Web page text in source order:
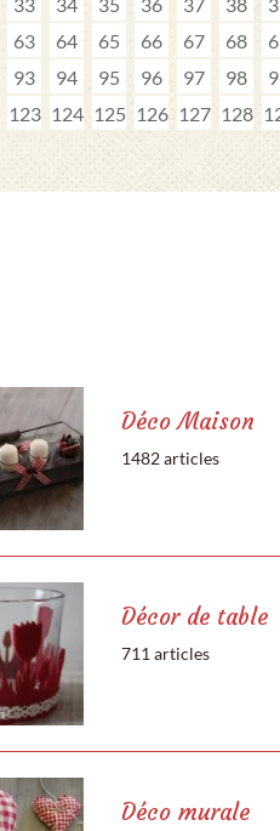
63 64 65 66 67 68
93 94 95 96 97 98
123 124 125 126 127 128
Déco Maison
1482 articles
Décor de table
711 articles
Déco murale